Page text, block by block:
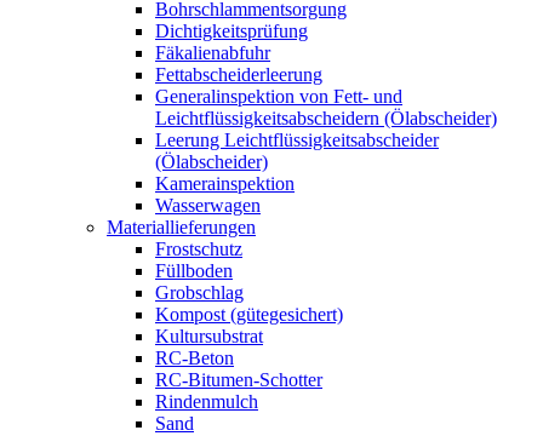
Bohrschlammentsorgung
Dichtigkeitsprüfung
Fäkalienabfuhr
Fettabscheiderleerung
Generalinspektion von Fett- und
Leichtflüssigkeitsabscheidern (Ölabscheider)
Leerung Leichtflüssigkeitsabscheider
(Ölabscheider)
Kamerainspektion
Wasserwagen
Materiallieferungen
Frostschutz
Füllboden
Grobschlag
Kompost (gütegesichert)
Kultursubstrat
RC-Beton
RC-Bitumen-Schotter
Rindenmulch
Sand